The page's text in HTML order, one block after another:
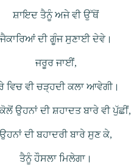
ਸ਼ਾਇਦ ਤੈਨੂੰ ਅਜੇ ਵੀ ਉੱਥੋਂ
ਜੈਕਾਰਿਆਂ ਦੀ ਗੂੰਜ ਸੁਣਾਈ ਦੇਵੇ।
ਜਰੂਰ ਜਾਈਂ,
ਵਿਚ ਵੀ ਚੜ੍ਹਦੀ ਕਲਾ ਆਵੇਗੀ।
ਉਹਨਾਂ ਦੀ ਸ਼ਹਾਦਤ ਬਾਰੇ ਵੀ ਪੁੱਛੀਂ,
ਉਹਨਾਂ ਦੀ ਬਹਾਦਰੀ ਬਾਰੇ ਸੁਣ ਕੇ,
ਤੈਨੂੰ ਹੌਸਲਾ ਮਿਲੇਗਾ।